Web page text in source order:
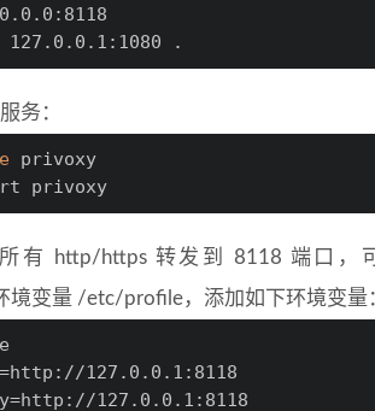
.
务：
privoxy
privoxy
有 http/https 转发到 8118 端口，
境变量 /etc/profile，添加如下环境变量
127.0.0.1:8118
127.0.0.1:8118